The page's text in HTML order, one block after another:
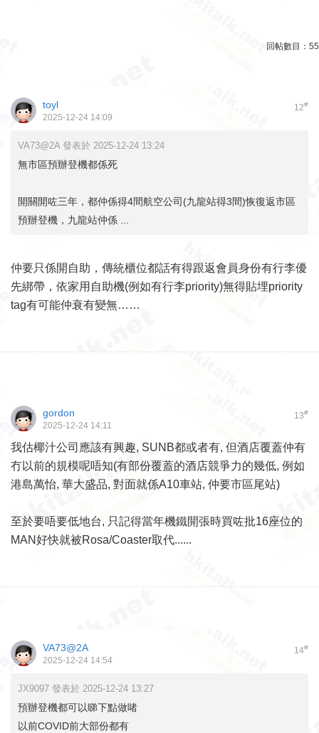
回帖數目： 55
12#
toyl
2025-12-24 14:09
VA73@2A 發表於 2025-12-24 13:24
無市區預辦登機都係死
開關開咗三年，都仲係得4間航空公司(九龍站得3間)恢復返市區
預辦登機，九龍站仲係 ...
仲要只係開自助，傳統櫃位都話有得跟返會員身份有行李優
先綁帶，依家用自助機(例如有行李priority)無得貼埋priority
tag有可能仲衰有變無……
13#
gordon
2025-12-24 14:11
我估椰汁公司應該有興趣, SUNB都或者有, 但酒店覆蓋仲有
冇以前的規模呢唔知(有部份覆蓋的酒店競爭力的幾低, 例如
港島萬怡, 華大盛品, 對面就係A10車站, 仲要市區尾站)
至於要唔要低地台, 只記得當年機鐵開張時買咗批16座位的
MAN好快就被Rosa/Coaster取代......
14#
VA73@2A
2025-12-24 14:54
JX9097 發表於 2025-12-24 13:27
預辦登機都可以睇下點做啫
以前COVID前大部份都有